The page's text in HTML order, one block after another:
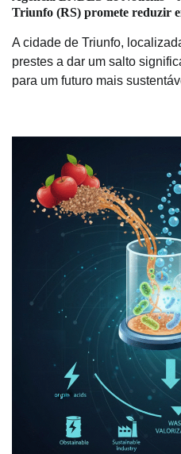
Triunfo (RS) promete reduzir
A cidade de Triunfo,
prestes a dar um salto
para um futuro mais